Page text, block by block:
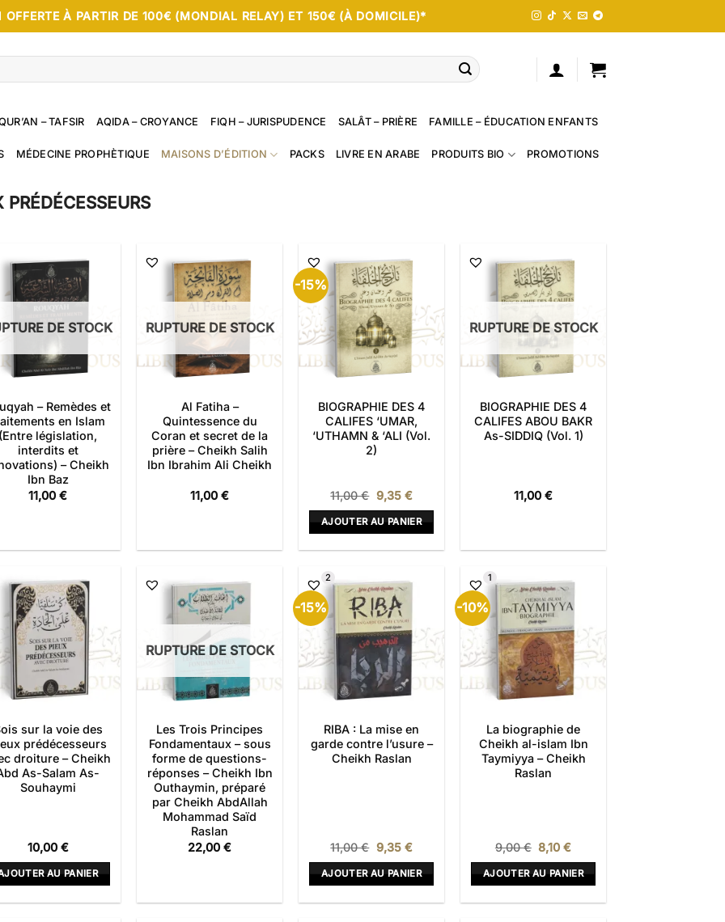
OFFERTE À PARTIR DE 100€ (MONDIAL RELAY) ET 150€ (À DOMICILE)*
– TAFSIR AQIDA – CROYANCE FIQH – JURISPUDENCE SALÂT – PRIÈRE FAMILLE – ÉDUCATION ENFANTS
MÉDECINE PROPHÈTIQUE MAISONS D’ÉDITION PACKS LIVRE EN ARABE PRODUITS BIO PROMOTIONS
DE STOCK
– Remèdes et
en Islam
législation,
interdits et
– Cheikh
Ibn Baz
11,00 €
RUPTURE DE STOCK
Al Fatiha –
Quintessence du
Coran et secret de la
prière – Cheikh Salih
Ibn Ibrahim Ali Cheikh
11,00 €
-15%
BIOGRAPHIE DES 4
CALIFES ‘UMAR,
‘UTHAMN & ‘ALI (Vol.
2)
11,00€ Le
prix
initial
était :
9,35 €Le
actuel
est :
AJOUTER AU PANIER
RUPTURE DE STOCK
BIOGRAPHIE DES 4
CALIFES ABOU BAKR
As-SIDDIQ (Vol. 1)
11,00 €
sur la voie des
prédécesseurs
droiture – Cheikh
As-Salam As-
Souhaymi
10,00 €
AU PANIER
RUPTURE DE STOCK
Les Trois Principes
Fondamentaux – sous
forme de questions-
réponses – Cheikh Ibn
Outhaymin, préparé
par Cheikh AbdAllah
Mohammad Saïd
Raslan
22,00 €
2
-15%
RIBA : La mise en
garde contre l’usure –
Cheikh Raslan
11,00€ Le
prix
initial
était :
9,35 €Le
actuel
est :
AJOUTER AU PANIER
1
-10%
La biographie de
Cheikh al-islam Ibn
Taymiyya – Cheikh
Raslan
9,00€ Le
prix
initial
était :
8,10€Le
actuel
est :
AJOUTER AU PANIER